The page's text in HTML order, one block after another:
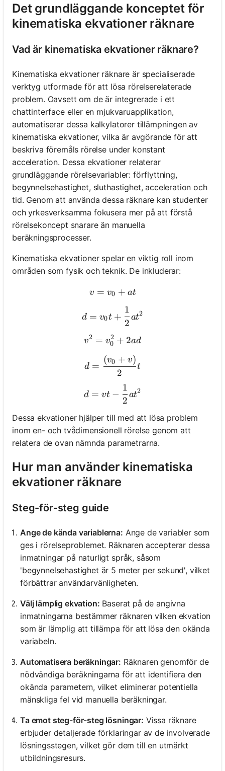
Det grundläggande konceptet för
kinematiska ekvationer räknare
Vad är kinematiska ekvationer räknare?
Kinematiska ekvationer räknare är specialiserade
verktyg utformade för att lösa rörelserelaterade
problem. Oavsett om de är integrerade i ett
chattinterface eller en mjukvaruapplikation,
automatiserar dessa kalkylatorer tillämpningen av
kinematiska ekvationer, vilka är avgörande för att
beskriva föremåls rörelse under konstant
acceleration. Dessa ekvationer relaterar
grundläggande rörelsevariabler: förflyttning,
begynnelsehastighet, sluthastighet, acceleration och
tid. Genom att använda dessa räknare kan studenter
och yrkesverksamma fokusera mer på att förstå
rörelsekoncept snarare än manuella
beräkningsprocesser.
Kinematiska ekvationer spelar en viktig roll inom
områden som fysik och teknik. De inkluderar:
v = v_0 + at
v = v0 + at
d = v_0t +
d = v0t +
2
1
at2
v^2 = v_0^2 + 2ad
v2 = v0
2 + 2ad
d = \frac{(v_0 + v)}{2}t
d =
2
(v0 + v)
t
d = vt - \frac{1}{2}at^2
d = vt −
2
1
at2
Dessa ekvationer hjälper till med att lösa problem
inom en- och tvådimensionell rörelse genom att
relatera de ovan nämnda parametrarna.
Hur man använder kinematiska
ekvationer räknare
Steg-för-steg guide
Ange de kända variablerna: Ange de variabler som
ges i rörelseproblemet. Räknaren accepterar dessa
inmatningar på naturligt språk, såsom
'begynnelsehastighet är 5 meter per sekund', vilket
förbättrar användarvänligheten.
Välj lämplig ekvation: Baserat på de angivna
inmatningarna bestämmer räknaren vilken ekvation
som är lämplig att tillämpa för att lösa den okända
variabeln.
Automatisera beräkningar: Räknaren genomför de
nödvändiga beräkningarna för att identifiera den
okända parametern, vilket eliminerar potentiella
mänskliga fel vid manuella beräkningar.
Ta emot steg-för-steg lösningar: Vissa räknare
erbjuder detaljerade förklaringar av de involverade
lösningsstegen, vilket gör dem till en utmärkt
utbildningsresurs.